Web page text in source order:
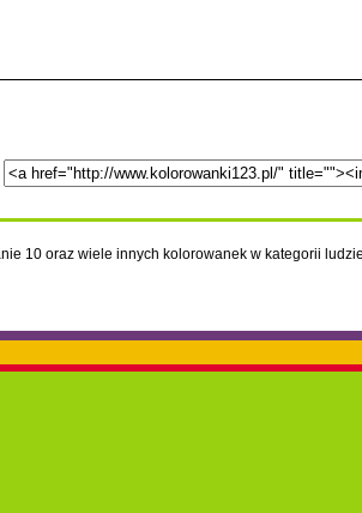
10 oraz wiele innych kolorowanek w kategorii